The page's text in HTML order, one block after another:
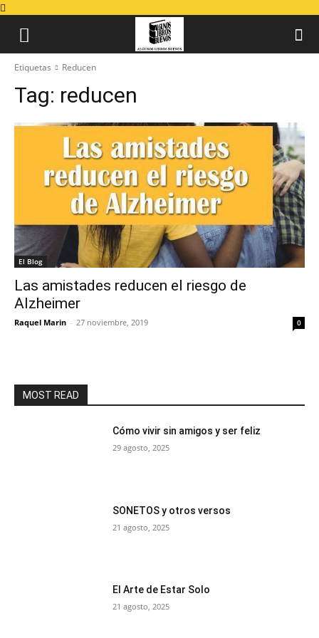
Etiquetas Reducen
Tag: reducen
El Blog
Las amistades reducen el riesgo de
Alzheimer
Raquel Marin - 27 noviembre, 2019 0
MOST READ
Cómo vivir sin amigos y ser feliz
29 agosto, 2025
SONETOS y otros versos
21 agosto, 2025
El Arte de Estar Solo
21 agosto, 2025